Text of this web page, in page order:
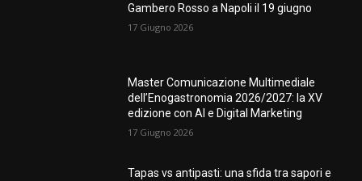
Gambero Rosso a Napoli il 19 giugno
17 Giugno 2026
Master Comunicazione Multimediale
dell’Enogastronomia 2026/2027: la XV
edizione con AI e Digital Marketing
17 Giugno 2026
Tapas vs antipasti: una sfida tra sapori e